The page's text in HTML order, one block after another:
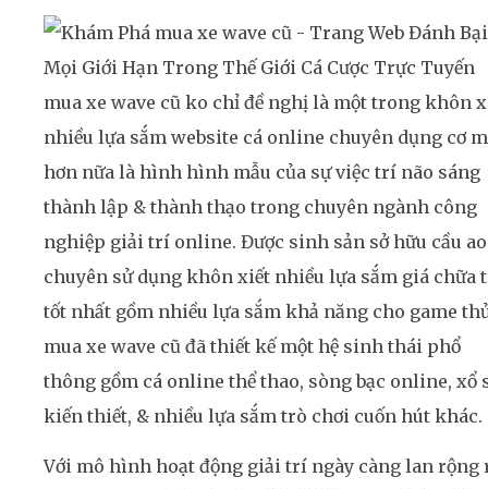
mua xe wave cũ ko chỉ đề nghị là một trong khôn
nhiều lựa sắm website cá online chuyên dụng cơ
hơn nữa là hình hình mẫu của sự việc trí não sáng
thành lập & thành thạo trong chuyên ngành công
nghiệp giải trí online. Được sinh sản sở hữu cầu ao
chuyên sử dụng khôn xiết nhiều lựa sắm giá chữa
tốt nhất gồm nhiều lựa sắm khả năng cho game
mua xe wave cũ đã thiết kế một hệ sinh thái phổ
thông gồm cá online thể thao, sòng bạc online, xổ
kiến thiết, & nhiều lựa sắm trò chơi cuốn hút khác.
Với mô hình hoạt động giải trí ngày càng lan rộng